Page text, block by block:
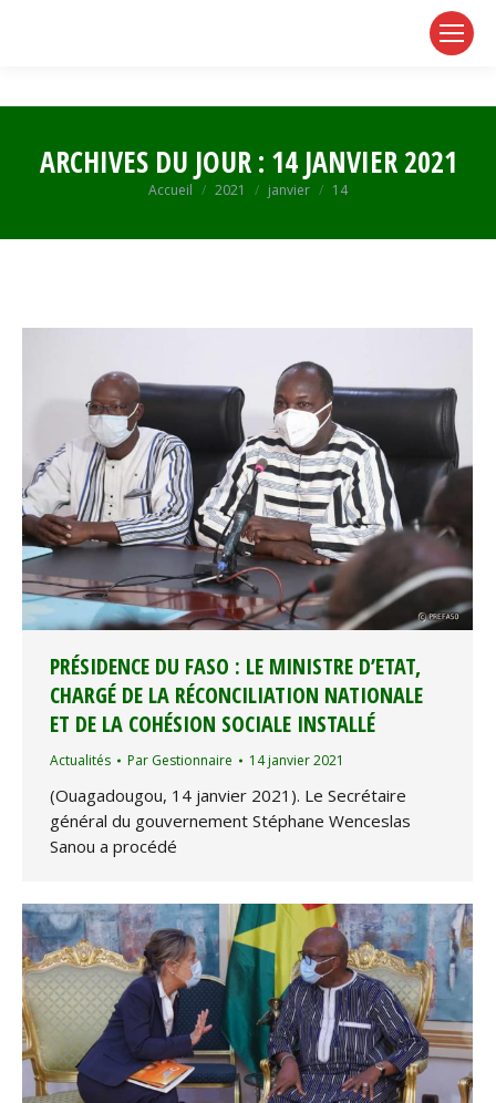
ARCHIVES DU JOUR : 14 JANVIER 2021
Vous êtes ici :
Accueil 2021 janvier 14
PRÉSIDENCE DU FASO : LE MINISTRE D’ETAT,
CHARGÉ DE LA RÉCONCILIATION NATIONALE
ET DE LA COHÉSION SOCIALE INSTALLÉ
Actualités Par Gestionnaire 14 janvier 2021
(Ouagadougou, 14 janvier 2021). Le Secrétaire
général du gouvernement Stéphane Wenceslas
Sanou a procédé